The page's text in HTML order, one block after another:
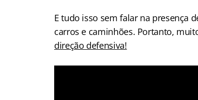
E tudo isso sem falar na presença
carros e caminhões. Portanto,
direção defensiva!